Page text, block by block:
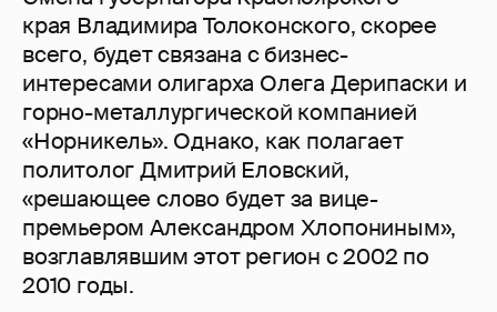
края Владимира Толоконского, скорее
всего, будет связана с бизнес-
интересами олигарха Олега Дерипаски и
горно-металлургической компанией
«Норникель». Однако, как полагает
политолог Дмитрий Еловский,
«решающее слово будет за вице-
премьером Александром Хлопониным»,
возглавлявшим этот регион с 2002 по
2010 годы.